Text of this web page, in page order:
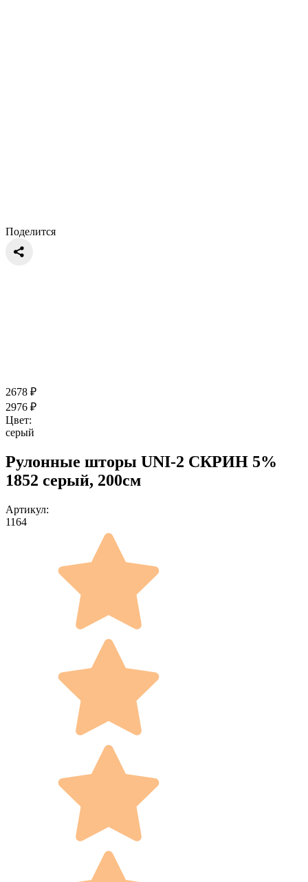
Поделится
2678 ₽
2976 ₽
Цвет:
серый
Рулонные шторы UNI-2 СКРИН 5%
1852 серый, 200см
Артикул:
1164